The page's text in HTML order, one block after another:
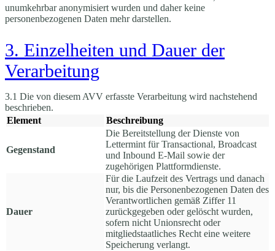
unumkehrbar anonymisiert wurden und daher keine
personenbezogenen Daten mehr darstellen.
3. Einzelheiten und Dauer der
Verarbeitung
3.1 Die von diesem AVV erfasste Verarbeitung wird nachstehend
beschrieben.
Element
Beschreibung
Gegenstand
Die Bereitstellung der Dienste von
Lettermint für Transactional, Broadcast
und Inbound E-Mail sowie der
zugehörigen Plattformdienste.
Dauer
Für die Laufzeit des Vertrags und danach
nur, bis die Personenbezogenen Daten des
Verantwortlichen gemäß Ziffer 11
zurückgegeben oder gelöscht wurden,
sofern nicht Unionsrecht oder
mitgliedstaatliches Recht eine weitere
Speicherung verlangt.